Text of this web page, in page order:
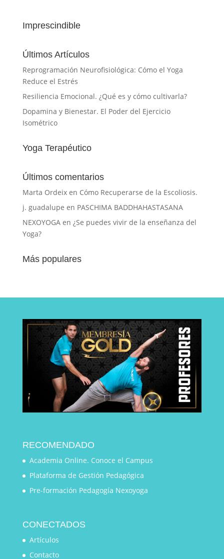
Imprescindible
Últimos Artículos
Reprogramación Neurofisiológica: Cómo el Yoga
Reduce el Estrés
Resiliencia Emocional. ¿Qué es y cómo cultivarla?
Dopamina y Bienestar. El Poder del Ejercicio
Isométrico
Yoga Terapéutico
Últimos comentarios
Marta Ordeixen Cómo Recuperarse de la Escoliosis.
j. guadalupe en PASCHIMA BADDHAHASTASANA
NEXOYOGAen ¿Se puedes vivir de la enseñanza del
Yoga?
Más populares
RECOMENDADO
Academia Online. Conoce el Campus
Plataforma de Gestión Pedagógica
Pre-formación Pedagogía Nexoyoga
CONECTADOS
Artículos
Contacto